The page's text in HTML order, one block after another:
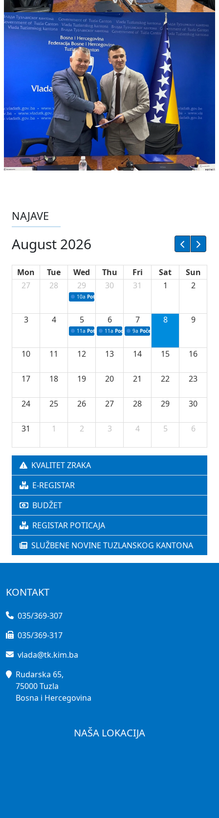
NAJAVE
August 2026
Mon Tue Wed Thu Fri Sat
Sun
27
28 29
10a Potpisivanje ugovora sa neprofitnim
30 31 1 2
3 4 5
11a Potpisivanje ugovora o stipendijama za
6
11a Podrška razvoju vodne infrastrukture u
7
9a Početak izgradnje nove
8 9
10 11 12 13 14 15 16
17 18 19 20 21 22 23
24 25 26 27 28 29 30
31 1 2 3 4 5 6
KVALITET ZRAKA
E-REGISTAR
BUDŽET
REGISTAR POTICAJA
SLUŽBENE NOVINE TUZLANSKOG KANTONA
KONTAKT
035/369-307
035/369-317
vlada@tk.kim.ba
Rudarska 65,
75000 Tuzla
Bosna i Hercegovina
NAŠA LOKACIJA